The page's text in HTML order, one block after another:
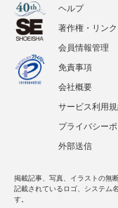
ヘルプ
著作権・リンク
会員情報管理
免責事項
会社概要
サービス利用
プライバシー
外部送信
掲載記事、写真、イラストの無
記載されているロゴ、システム
す。